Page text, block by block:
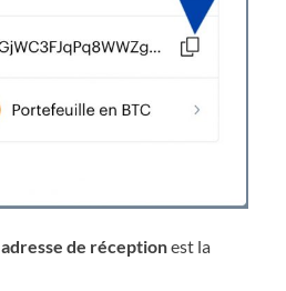
adresse de réceptionest la